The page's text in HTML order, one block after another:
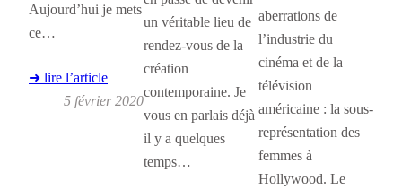
Aujourd’hui je mets
ce…
➜ lire l’article
5 février 2020
un véritable lieu de
rendez-vous de la
création
contemporaine. Je
vous en parlais déjà
il y a quelques
temps…
aberrations de
l’industrie du
cinéma et de la
télévision
américaine : la sous-
représentation des
femmes à
Hollywood. Le